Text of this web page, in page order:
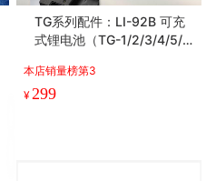
TG系列配件：LI-92B 可充
式锂电池（TG-1/2/3/4/5/
-2用）
本店销量榜第3
¥299